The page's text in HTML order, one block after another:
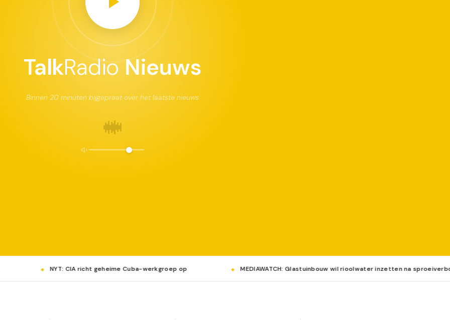
TalkRadioNieuws
Binnen 20 minuten bijgepraat over het laatste nieuws
NYT: CIA richt geheime Cuba-werkgroep op MEDIAWATCH: Glastuinbouw wil rioolwater inzetten na sproeiverbod